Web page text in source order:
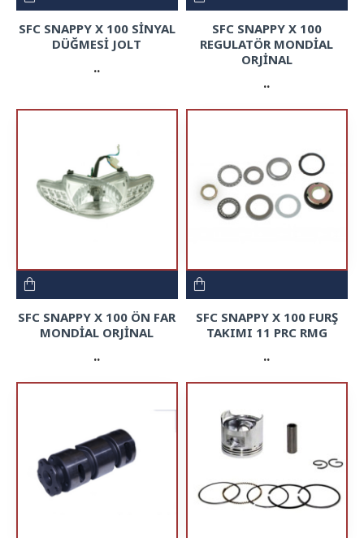
SFC SNAPPY X 100 SİNYAL
DÜĞMESİ JOLT
..
SFC SNAPPY X 100
REGULATÖR MONDİAL
ORJİNAL
..
SFC SNAPPY X 100 ÖN FAR
MONDİAL ORJİNAL
..
SFC SNAPPY X 100 FURŞ
TAKIMI 11 PRC RMG
..